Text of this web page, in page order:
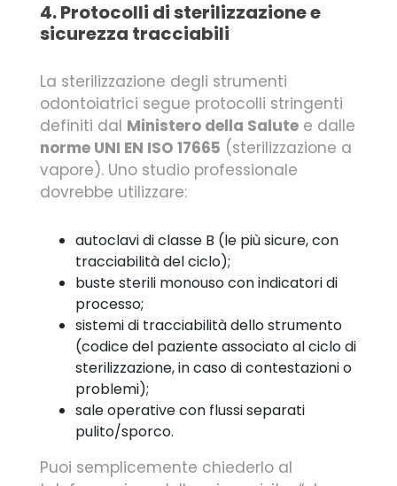
4. Protocolli di sterilizzazione e
sicurezza tracciabili
La sterilizzazione degli strumenti
odontoiatrici segue protocolli stringenti
definiti dal Ministero della Salute e dalle
norme UNI EN ISO 17665 (sterilizzazione a
vapore). Uno studio professionale
dovrebbe utilizzare:
autoclavi di classe B (le più sicure, con
tracciabilità del ciclo);
buste sterili monouso con indicatori di
processo;
sistemi di tracciabilità dello strumento
(codice del paziente associato al ciclo di
sterilizzazione, in caso di contestazioni o
problemi);
sale operative con flussi separati
pulito/sporco.
Puoi semplicemente chiederlo al